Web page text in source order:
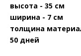
высота - 35 см
ширина - 7 см
толщина
50 дней